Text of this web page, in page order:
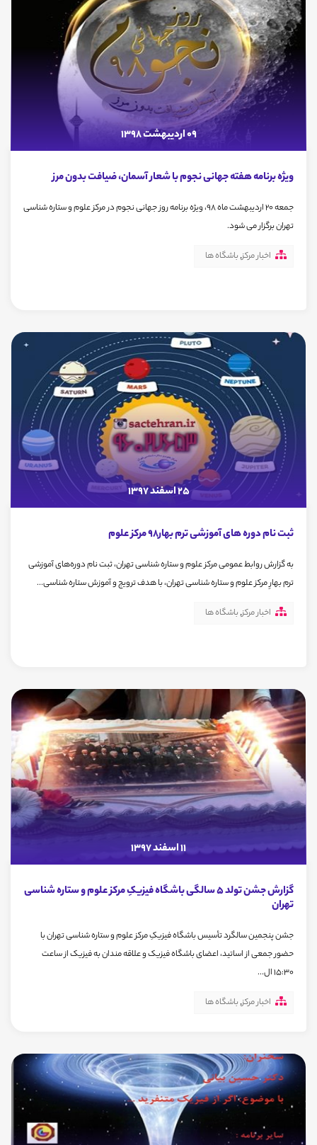
09 اردیبهشت 1398
ویژه برنامه هفته جهانی نجوم با شعار آسمان، ضیافت بدون مرز
جمعه 20 اردیبهشت ماه 98، ویژه برنامه روز جهانی نجوم در مرکز علوم و ستاره شناسی
تهران برگزار می شود.
اخبار مرکز,باشگاه ها
25 اسفند 1397
ثبت نام دوره های آموزشی ترم بهار98 مرکز علوم
به گزارش روابط عمومی مرکز علوم و ستاره شناسی تهران، ثبت نام دوره‌های آموزشی
ترم بهارِ مرکز علوم و ستاره شناسی تهران، با هدف ترویج و آموزش ستاره شناسی...
اخبار مرکز,باشگاه ها
11 اسفند 1397
گزارش جشن تولد 5 سالگی باشگاه فیزیکِ مرکز علوم و ستاره شناسی
تهران
جشن پنجمین سالگرد تأسیس باشگاه فیزیکِ مرکز علوم و ستاره شناسی تهران با
حضور جمعی از اساتید، اعضای باشگاه فیزیک و علاقه مندان به فیزیک از ساعت
15:30 ال...
اخبار مرکز,باشگاه ها